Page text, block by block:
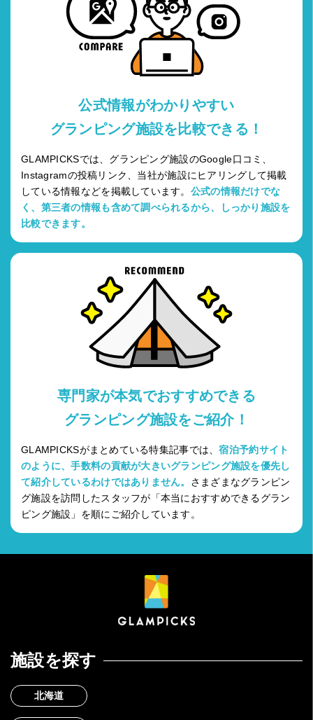
公式情報がわかりやすい
グランピング施設を比較できる！
GLAMPICKSでは、グランピング施設のGoogle口コミ、
Instagramの投稿リンク、当社が施設にヒアリングして掲載
している情報などを掲載しています。 公式の情報だけでな
く、第三者の情報も含めて調べられるから、しっかり施設を
比較できます。
専門家が本気でおすすめできる
グランピング施設をご紹介！
GLAMPICKSがまとめている特集記事では、宿泊予約サイト
のように、手数料の貢献が大きいグランピング施設を優先し
て紹介しているわけではありません。 さまざまなグランピン
グ施設を訪問したスタッフが「本当におすすめできるグラン
ピング施設」を順にご紹介しています。
施設を探す
北海道